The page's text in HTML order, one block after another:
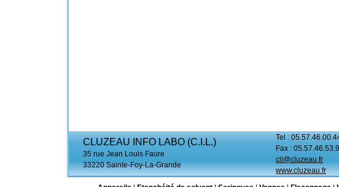
CLUZEAU INFO LABO (C.I.L.)
35 rue Jean Louis Faure
33220 Sainte-Foy-La-Grande
Tel :
Fax :
cil@cluzeau.fr
www.cluzeau.fr